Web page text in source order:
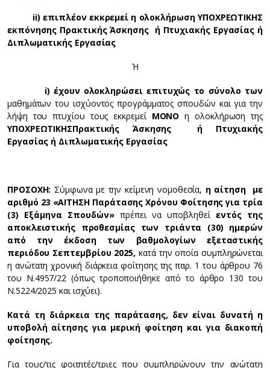
ii) επιπλέον εκκρεμεί η ολοκλήρωση ΥΠΟΧΡΕΩΤΙΚΗΣ
εκπόνησης Πρακτικής Άσκησης ή Πτυχιακής Εργασίας ή
Διπλωματικής Εργασίας
Ή
i) έχουν ολοκληρώσει επιτυχώς το σύνολο των
μαθημάτων του ισχύοντος προγράμματος σπουδών και για την
λήψη του πτυχίου τους εκκρεμεί ΜΟΝΟ η ολοκλήρωση της
ΥΠΟΧΡΕΩΤΙΚΗΣΠρακτικής Άσκησης ή Πτυχιακής
Εργασίας ή Διπλωματικής Εργασίας
ΠΡΟΣΟΧΗ: Σύμφωνα με την κείμενη νομοθεσία, η αίτηση με
αριθμό 23 «ΑΙΤΗΣΗ Παράτασης Χρόνου Φοίτησης για τρία
(3) Εξάμηνα Σπουδών»πρέπει να υποβληθείεντός της
αποκλειστικής προθεσμίας των τριάντα (30) ημερών
από την έκδοση των βαθμολογίων εξεταστικής
περιόδου Σεπτεμβρίου 2025,κατά την οποία συμπληρώνεται
η ανώτατη χρονική διάρκεια φοίτησης της παρ. 1 του άρθρου 76
του Ν.4957/22 (όπως τροποποιήθηκε από το άρθρο 130 του
Ν.5224/2025 και ισχύει).
Κατά τη διάρκεια της παράτασης, δεν είναι δυνατή η
υποβολή αίτησης για μερική φοίτηση και για διακοπή
φοίτησης.
Για τους/τις φοιτητές/τριες που συμπληρώνουν την ανώτατη